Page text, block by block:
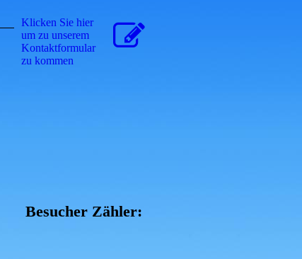
Klicken Sie hier
um zu unserem
Kon­takt­for­mu­lar
zu kommen
Besucher Zähler: